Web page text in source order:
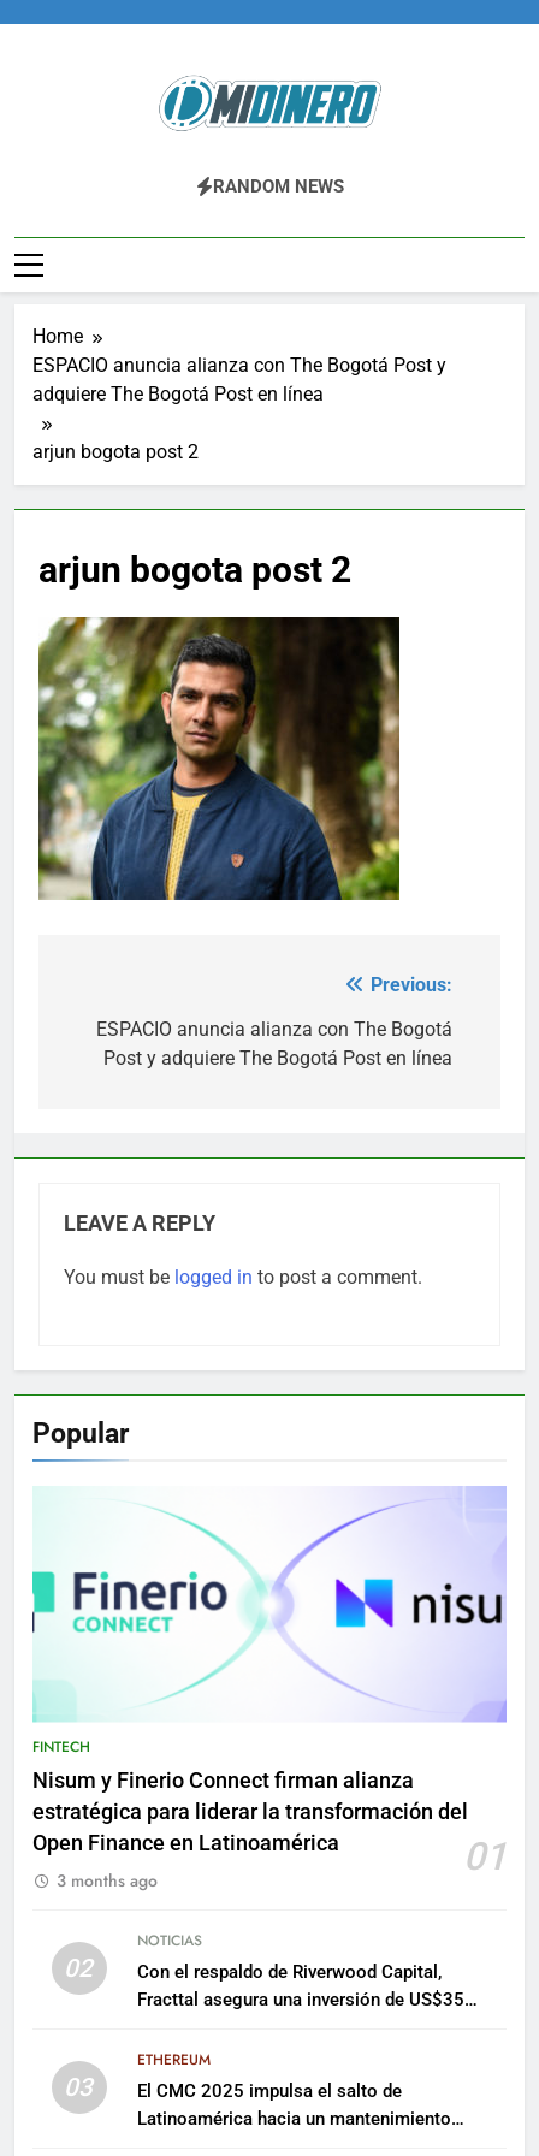
Midinero.co
Fintech, Criptomonedas
RANDOM NEWS
Home
ESPACIO anuncia alianza con The Bogotá Post y
adquiere The Bogotá Post en línea
arjun bogota post 2
arjun bogota post 2
navigation
Previous:
ESPACIO anuncia alianza con The Bogotá
Post y adquiere The Bogotá Post en línea
LEAVE A REPLY
You must be logged in to post a comment.
Popular
FINTECH
Nisum y Finerio Connect firman alianza
estratégica para liderar la transformación del
Open Finance en Latinoamérica
01
3 months ago
02
NOTICIAS
Con el respaldo de Riverwood Capital,
Fracttal asegura una inversión de US$35
03
ETHEREUM
El CMC 2025 impulsa el salto de
Latinoamérica hacia un mantenimiento